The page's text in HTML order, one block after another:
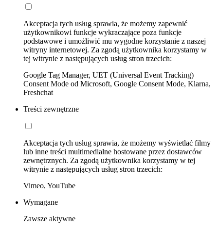
Akceptacja tych usług sprawia, że możemy zapewnić
użytkownikowi funkcje wykraczające poza funkcje
podstawowe i umożliwić mu wygodne korzystanie z naszej
witryny internetowej. Za zgodą użytkownika korzystamy w
tej witrynie z następujących usług stron trzecich:
Google Tag Manager, UET (Universal Event Tracking)
Consent Mode od Microsoft, Google Consent Mode, Klarna,
Freshchat
Treści zewnętrzne
Akceptacja tych usług sprawia, że możemy wyświetlać filmy
lub inne treści multimedialne hostowane przez dostawców
zewnętrznych. Za zgodą użytkownika korzystamy w tej
witrynie z następujących usług stron trzecich:
Vimeo, YouTube
Wymagane
Zawsze aktywne